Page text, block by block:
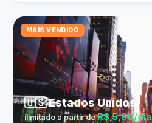
MAIS VENDIDO
🇺🇸 Estados Unidos
ilimitado a partir deR$ 5,90/dia